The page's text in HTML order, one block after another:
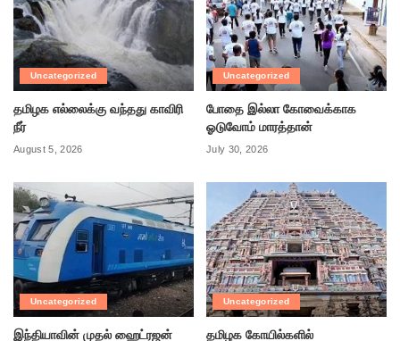
Uncategorized
தமிழக எல்லைக்கு வந்தது காவிரி
நீர்
August 5, 2026
Uncategorized
போதை இல்லா கோவைக்காக
ஓடுவோம் மாரத்தான்
July 30, 2026
Uncategorized
இந்தியாவின் முதல் ஹைட்ரஜன்
Uncategorized
தமிழக கோயில்களில்